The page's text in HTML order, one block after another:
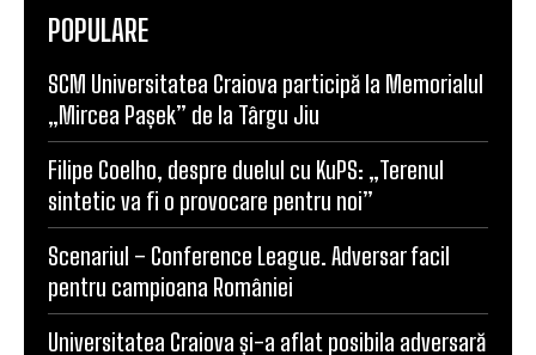
SCM Universitatea Craiova participă la Memorialul
„Mircea Pașek” de la Târgu Jiu
Filipe Coelho, despre duelul cu KuPS: „Terenul
sintetic va fi o provocare pentru noi”
Scenariul – Conference League. Adversar facil
pentru campioana României
Universitatea Craiova și-a aflat posibila adversară
din play-off-ul Europa League